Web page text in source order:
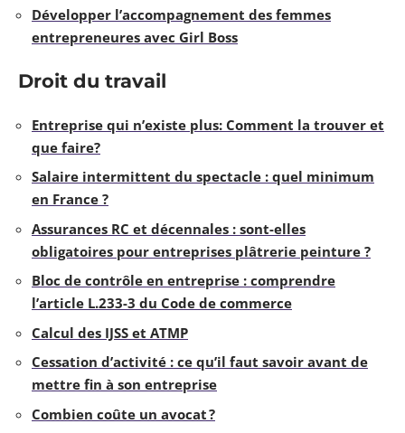
Développer l’accompagnement des femmes
entrepreneures avec Girl Boss
Droit du travail
Entreprise qui n’existe plus: Comment la trouver et
que faire?
Salaire intermittent du spectacle : quel minimum
en France ?
Assurances RC et décennales : sont-elles
obligatoires pour entreprises plâtrerie peinture ?
Bloc de contrôle en entreprise : comprendre
l’article L.233-3 du Code de commerce
Calcul des IJSS et ATMP
Cessation d’activité : ce qu’il faut savoir avant de
mettre fin à son entreprise
Combien coûte un avocat ?